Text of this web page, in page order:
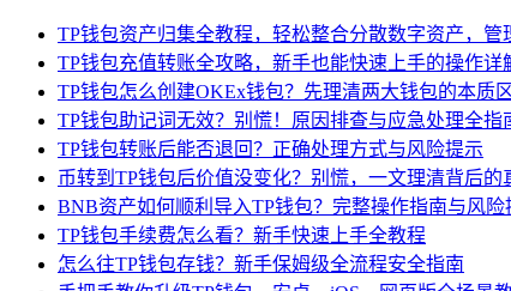
TP钱包资产归集全教程，轻松整合分散数字资产，管
TP钱包充值转账全攻略，新手也能快速上手的操作详
TP钱包怎么创建OKEx钱包？先理清两大钱包的本质
TP钱包助记词无效？别慌！原因排查与应急处理全指
TP钱包转账后能否退回？正确处理方式与风险提示
币转到TP钱包后价值没变化？别慌，一文理清背后的
BNB资产如何顺利导入TP钱包？完整操作指南与风险
TP钱包手续费怎么看？新手快速上手全教程
怎么往TP钱包存钱？新手保姆级全流程安全指南